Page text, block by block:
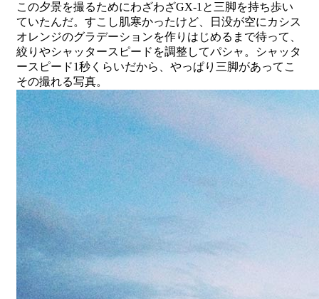
この夕景を撮るためにわざわざGX-1と三脚を持ち歩い
ていたんだ。すこし肌寒かったけど、日没が空にカシス
オレンジのグラデーションを作りはじめるまで待って、
絞りやシャッタースピードを調整してパシャ。シャッタ
ースピード1秒くらいだから、やっぱり三脚があってこ
その撮れる写真。